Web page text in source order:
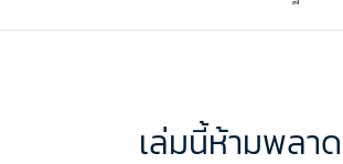
เล่มนี้ห้ามพลาด